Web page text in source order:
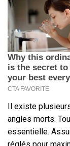
Il existe
angles morts.
essentielle.